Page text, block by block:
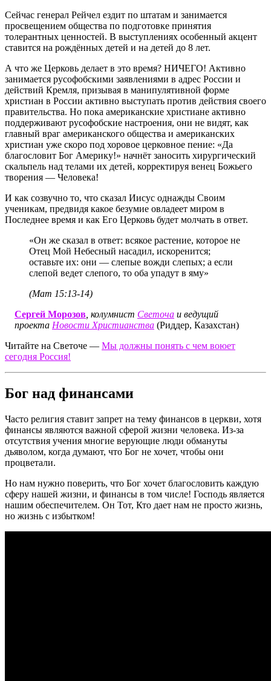
Сейчас генерал Рейчел ездит по штатам и занимается
просвещением общества по подготовке принятия
толерантных ценностей. В выступлениях особенный акцент
ставится на рождённых детей и на детей до 8 лет.
А что же Церковь делает в это время? НИЧЕГО! Активно
занимается русофобскими заявлениями в адрес России и
действий Кремля, призывая в манипулятивной форме
христиан в России активно выступать против действия своего
правительства. Но пока американские христиане активно
поддерживают русофобские настроения, они не видят, как
главный враг американского общества и американских
христиан уже скоро под хоровое церковное пение: «Да
благословит Бог Америку!» начнёт заносить хирургический
скальпель над телами их детей, корректируя венец Божьего
творения — Человека!
И как созвучно то, что сказал Иисус однажды Своим
ученикам, предвидя какое безумие овладеет миром в
Последнее время и как Его Церковь будет молчать в ответ.
«Он же сказал в ответ: всякое растение, которое не
Отец Мой Небесный насадил, искоренится;
оставьте их: они — слепые вожди слепых; а если
слепой ведет слепого, то оба упадут в яму»
(Мат 15:13-14)
Сергей Морозов , колумнист Светоча и ведущий
проекта Новости Христианства (Риддер, Казахстан)
Читайте на Светоче — Мы должны понять с чем воюет
сегодня Россия!
Бог над финансами
Часто религия ставит запрет на тему финансов в церкви, хотя
финансы являются важной сферой жизни человека. Из-за
отсутствия учения многие верующие люди обмануты
дьяволом, когда думают, что Бог не хочет, чтобы они
процветали.
Но нам нужно поверить, что Бог хочет благословить каждую
сферу нашей жизни, и финансы в том числе! Господь является
нашим обеспечителем. Он Тот, Кто дает нам не просто жизнь,
но жизнь с избытком!